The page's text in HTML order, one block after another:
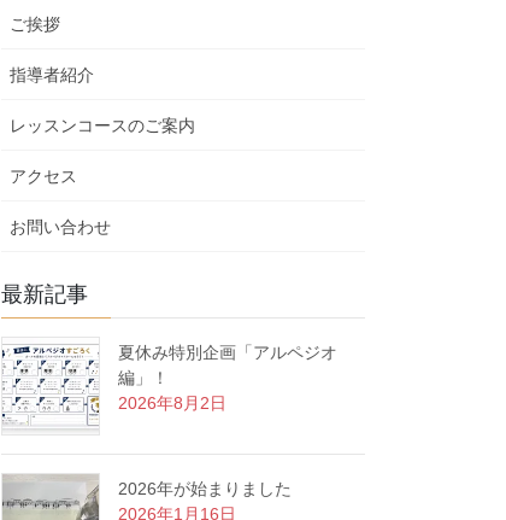
リ
ご挨拶
指導者紹介
レッスンコースのご案内
アクセス
お問い合わせ
最新記事
夏休み特別企画「アルペジオ
編」！
2026年8月2日
2026年が始まりました
2026年1月16日